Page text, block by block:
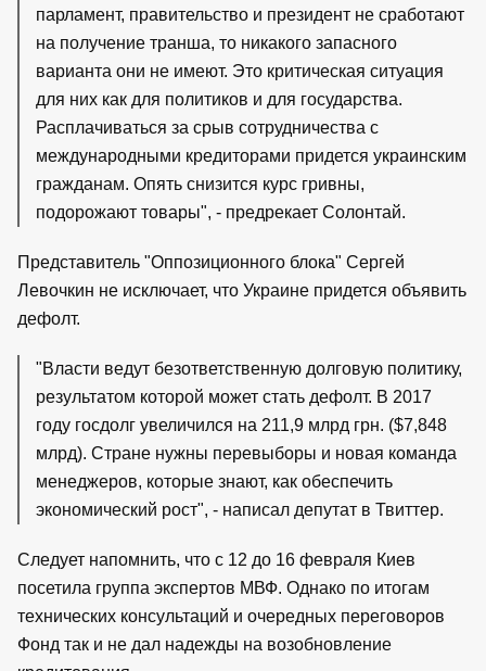
парламент, правительство и президент не сработают
на получение транша, то никакого запасного
варианта они не имеют. Это критическая ситуация
для них как для политиков и для государства.
Расплачиваться за срыв сотрудничества с
международными кредиторами придется украинским
гражданам. Опять снизится курс гривны,
подорожают товары", - предрекает Солонтай.
Представитель "Оппозиционного блока" Сергей
Левочкин не исключает, что Украине придется объявить
дефолт.
"Власти ведут безответственную долговую политику,
результатом которой может стать дефолт. В 2017
году госдолг увеличился на 211,9 млрд грн. ($7,848
млрд). Стране нужны перевыборы и новая команда
менеджеров, которые знают, как обеспечить
экономический рост", - написал депутат в Твиттер.
Следует напомнить, что с 12 до 16 февраля Киев
посетила группа экспертов МВФ. Однако по итогам
технических консультаций и очередных переговоров
Фонд так и не дал надежды на возобновление